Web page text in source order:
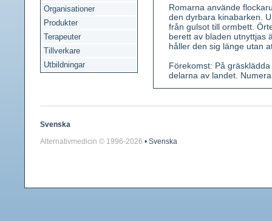
Organisationer
Produkter
Terapeuter
Tillverkare
Utbildningar
Romarna använde
den dyrbara kinabarken.
från gulsot till ormbett.
berett av bladen utnyttjas
håller den sig länge utan
Förekomst: På
delarna av landet.
blad utefter stjälken.
Svenska
Alternativmedicin © 1996-2026 • Svenska